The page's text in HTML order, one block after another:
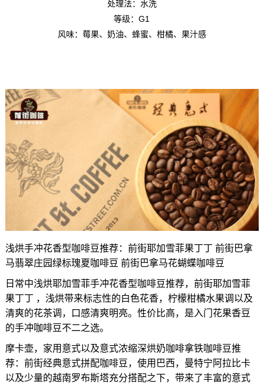
处理法：水洗
等级：G1
风味：莓果、奶油、蜂蜜、柑橘、果汁感
浅烘手冲花香型咖啡豆推荐：前街耶加雪菲果丁丁 前街巴拿
马翡翠庄园绿标瑰夏咖啡豆 前街巴拿马花蝴蝶咖啡豆
日常中浅烘耶加雪菲手冲花香型咖啡豆推荐，前街耶加雪菲
果丁丁 ，浅烘带来标志性的白色花香，柠檬柑橘水果调以及
清爽的花茶调，口感清爽明亮。性价比高，是入门花果香豆
的手冲咖啡豆不二之选。
摩卡壶，家用意式以及意式浓缩深烘奶咖啡拿铁咖啡豆推
荐：前街经典意式拼配咖啡豆，使用巴西，曼特宁阿拉比卡
以及少量的越南罗布斯塔充分搭配之下，带来了丰富的意式